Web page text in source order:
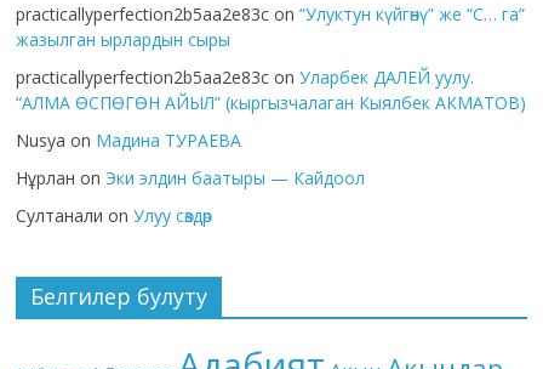
practicallyperfection2b5aa2e83c on“Улуктун күйгөнү” же “С… га”
жазылган ырлардын сыры
practicallyperfection2b5aa2e83c onУларбек ДАЛЕЙ уулу.
“АЛМА ӨСПӨГӨН АЙЫЛ” (кыргызчалаган Кыялбек АКМАТОВ)
Nusya on Мадина ТУРАЕВА
Нұрлан on Эки элдин баатыры — Кайдоол
Султанали onУлуу сөздөр
Белгилер булуту